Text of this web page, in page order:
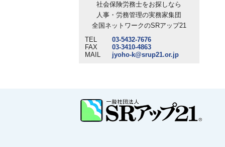
社会保険労務士をお探しなら
人事・労務管理の実務家集団
全国ネットワークのSRアップ21
TEL
03-5432-7676
FAX
03-3410-4863
MAIL
jyoho-k@srup21.or.jp